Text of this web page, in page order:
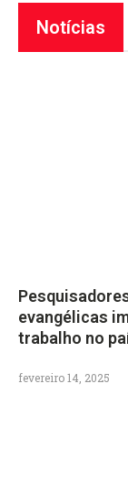
Notícias
evangélicas
trabalho no
fevereiro 14, 2025